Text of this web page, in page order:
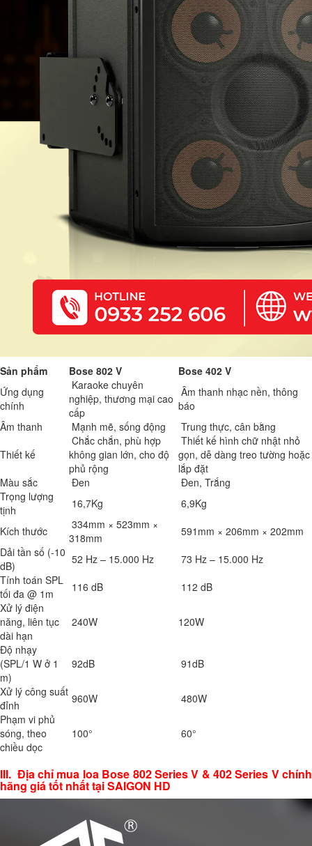
Sản phẩm Bose 802 V
Bose 402 V
Ứng dụng
chính
Karaoke chuyên
nghiệp, thương mại cao
cấp
Âm thanh nhạc nền, thông
báo
Âm thanh
Mạnh mẽ, sống động
Trung thực, cân bằng
Thiết kế
Chắc chắn, phù hợp
không gian lớn, cho độ
phủ rộng
Thiết kế hình chữ nhật nhỏ
gọn, dễ dàng treo tường hoặc
lắp đặt
Màu sắc
Đen
Đen, Trắng
Trọng lượng
tịnh
16,7Kg
6,9Kg
Kích thước
334mm × 523mm ×
318mm
591mm × 206mm × 202mm
Dải tần số (-10
dB)
52 Hz – 15.000 Hz
73 Hz – 15.000 Hz
Tính toán SPL
tối đa @ 1m
116 dB
112 dB
Xử lý điện
năng, liên tục
dài hạn
240W
120W
Độ nhạy
(SPL/1 W ở 1
m)
92dB
91dB
Xử lý công suất
đỉnh
960W
480W
Phạm vi phủ
sóng, theo
chiều dọc
100° 60°
III. Địa chỉ mua loa Bose 802 Series V & 402 Series V chính
hãng giá tốt nhất tại SAIGON HD